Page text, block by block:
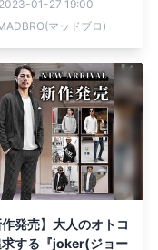
2023-01-27 19:00
マッドブロ)
作発売】大人のオトコ
求する『joker(ジョー